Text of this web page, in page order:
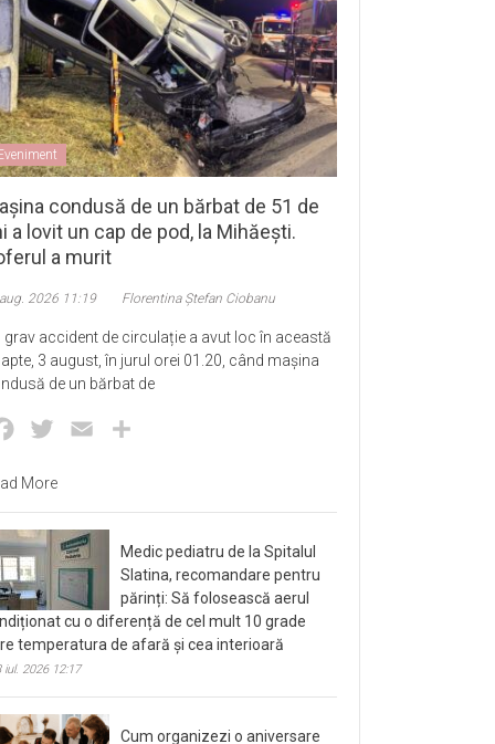
condusă de un bărbat de 51 de
a lovit un cap de pod, la Mihăești.
a murit
2026 11:19 Florentina Ștefan Ciobanu
grav accident de circulație a avut loc în această
3 august, în jurul orei 01.20, când mașina
de un bărbat de
Facebook
Twitter Email
More
Medic pediatru de la Spitalul
Slatina, recomandare pentru
părinți: Să folosească aerul
cu o diferență de cel mult 10 grade
temperatura de afară și cea interioară
iul. 2026 12:17
Cum organizezi o aniversare